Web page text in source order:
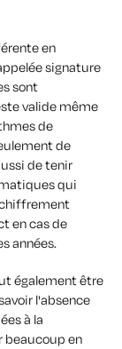
en
signature
sont
valide même
de
de
de tenir
qui
en cas de
années.
également être
l'absence
à la
beaucoup en